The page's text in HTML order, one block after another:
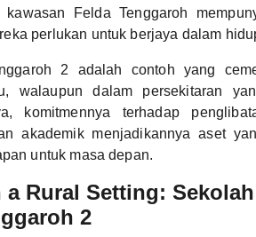
Felda Tenggaroh
perlukan untuk berjaya dalam
2 adalah contoh yang
walaupun dalam persekitaran
komitmennya terhadap
akademik menjadikannya aset
untuk masa depan.
Rural Setting: Sekolah
2